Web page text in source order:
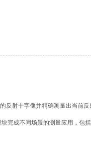
反射十字像并精确测量出当前
成不同场景的测量应用，包